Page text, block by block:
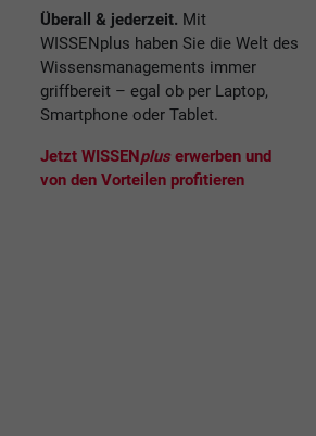
Überall & jederzeit. Mit
WISSENplus haben Sie die Welt des
Wissensmanagements immer
griffbereit – egal ob per Laptop,
Smartphone oder Tablet.
Jetzt WISSENplus erwerben und
von den Vorteilen profitieren